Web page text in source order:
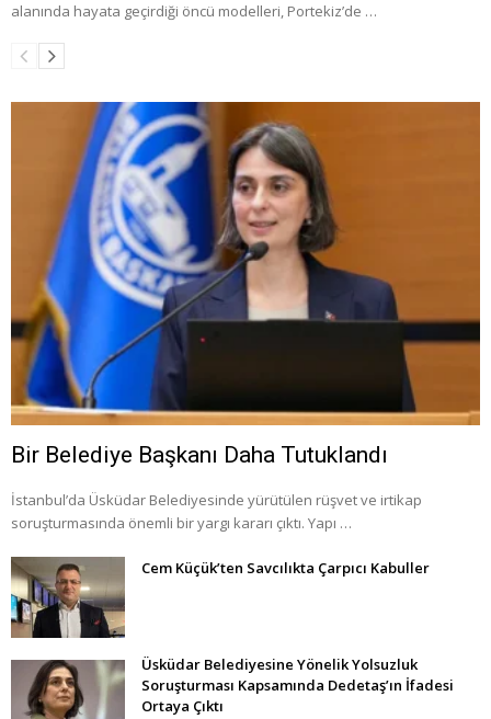
alanında hayata geçirdiği öncü modelleri, Portekiz’de …
Bir Belediye Başkanı Daha Tutuklandı
İstanbul’da Üsküdar Belediyesinde yürütülen rüşvet ve irtikap
soruşturmasında önemli bir yargı kararı çıktı. Yapı …
Cem Küçük’ten Savcılıkta Çarpıcı Kabuller
Üsküdar Belediyesine Yönelik Yolsuzluk
Soruşturması Kapsamında Dedetaş’ın İfadesi
Ortaya Çıktı